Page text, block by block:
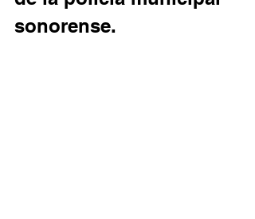
sonorense.